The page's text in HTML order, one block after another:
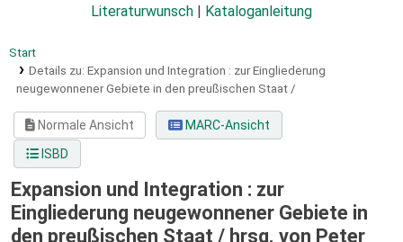
Literaturwunsch
Kataloganleitung
Start
Details zu: Expansion und Integration : zur Eingliederung
neugewonnener Gebiete in den preußischen Staat /
Normale Ansicht
MARC-Ansicht
ISBD
Expansion und Integration : zur
Eingliederung neugewonnener Gebiete in
den preußischen Staat / hrsg. von Peter